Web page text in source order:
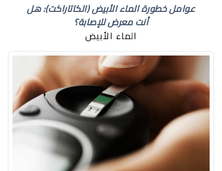
عوامل خطورة الماء الأبيض (الكاتاراكت): هل
أنت معرض للإصابة؟
الماء الأبيض